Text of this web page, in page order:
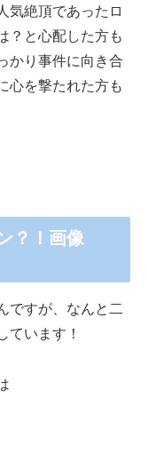
気絶頂であったロ
？と心配した方も
かり事件に向き合
心を撃たれた方も
？！画像
ですが、なんと二
ています！